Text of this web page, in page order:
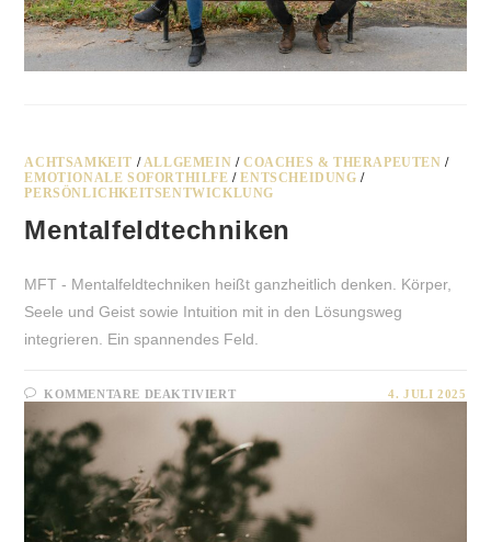
ACHTSAMKEIT /ALLGEMEIN /COACHES & THERAPEUTEN /
EMOTIONALE SOFORTHILFE /ENTSCHEIDUNG /
PERSÖNLICHKEITSENTWICKLUNG
Mentalfeldtechniken
MFT - Mentalfeldtechniken heißt ganzheitlich denken. Körper,
Seele und Geist sowie Intuition mit in den Lösungsweg
integrieren. Ein spannendes Feld.
KOMMENTARE DEAKTIVIERTFÜR
4. JULI 2025